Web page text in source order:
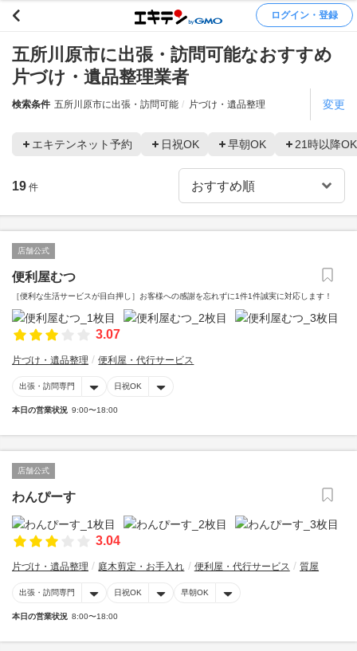
ログイン・登録
五所川原市に出張・訪問可能なおすすめ
片づけ・遺品整理業者
検索条件 五所川原市に出張・訪問可能 片づけ・遺品整理 変更
エキテンネット予約 日祝OK 早朝OK 21時以降OK
19 件
店舗公式
便利屋むつ
［便利な生活サービスが目白押し］お客様への感謝を忘れずに1件1件誠実に対応します！
3.07
片づけ・遺品整理 便利屋・代行サービス
出張・訪問専門 日祝OK
本日の営業状況 9:00〜18:00
店舗公式
わんぴーす
3.04
片づけ・遺品整理 庭木剪定・お手入れ 便利屋・代行サービス 質屋
出張・訪問専門 日祝OK 早朝OK
本日の営業状況 8:00〜18:00